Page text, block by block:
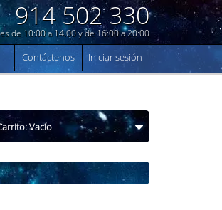
914 502 330
de 10:00 a 14:00 y de 16:00 a 20:00
Iniciar sesión
Contáctenos
Vacío